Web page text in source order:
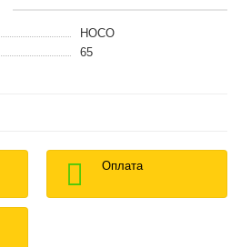
HOCO
65
Оплата